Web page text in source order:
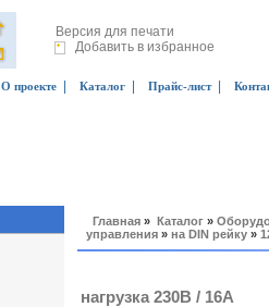
Версия для печати
Добавить в избранное
О проекте Каталог Прайс-лист|
Главная » Каталог »
управления » на DIN рейку »
нагрузка 230В / 16А